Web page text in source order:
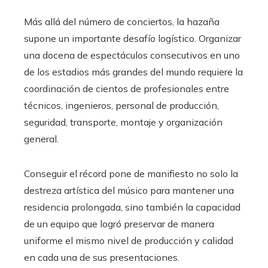
Más allá del número de conciertos, la hazaña
supone un importante desafío logístico. Organizar
una docena de espectáculos consecutivos en uno
de los estadios más grandes del mundo requiere la
coordinación de cientos de profesionales entre
técnicos, ingenieros, personal de producción,
seguridad, transporte, montaje y organización
general.
Conseguir el récord pone de manifiesto no solo la
destreza artística del músico para mantener una
residencia prolongada, sino también la capacidad
de un equipo que logró preservar de manera
uniforme el mismo nivel de producción y calidad
en cada una de sus presentaciones.